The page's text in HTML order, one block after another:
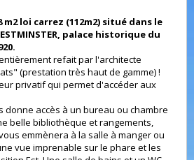
loi carrez (112m2) situé dans le
palace historique du
refait par l'architecte
(prestation très haut de gamme) !
privatif qui permet d'accéder aux
donne accès à un bureau ou chambre
belle bibliothèque et rangements,
emmènera à la salle à manger ou
vue imprenable sur le phare et les